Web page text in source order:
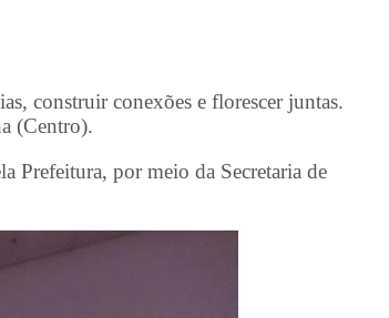
construir conexões e florescer juntas.
(Centro).
Prefeitura, por meio da Secretaria de